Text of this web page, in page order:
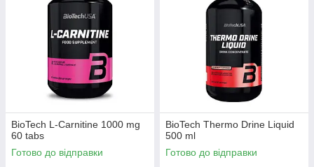
BioTech L-Carnitine 1000 mg
60 tabs
Готово до відправки
BioTech Thermo Drine Liquid
500 ml
Готово до відправки